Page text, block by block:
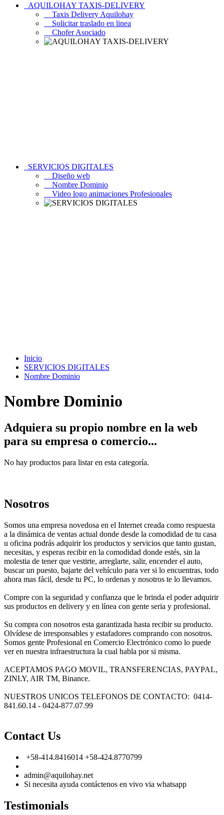
AQUILOHAY TAXIS-DELIVERY
Taxis Delivery Aquilohay
Solicitar traslado en linea
Chofer Asociado
SERVICIOS DIGITALES
Diseño web
Nombre Dominio
Video logo animaciones Profesionales
Inicio
SERVICIOS DIGITALES
Nombre Dominio
Nombre Dominio
Adquiera su propio nombre en la web
para su empresa o comercio...
No hay productos para listar en esta categoría.
Nosotros
Somos una empresa novedosa en el Internet creada como respuesta
a la dinámica de ventas actual donde desde la comodidad de tu casa
u oficina podrás adquirir los productos y servicios que tanto gustan,
necesitas, y esperas recibir en la comodidad donde estés, sin la
molestia de tener que vestirte, arreglarte, salir, encender el auto,
buscar un puesto, bajarte del vehículo para ver si lo encuentras, todo
ahora mas fácil, desde tu PC, lo ordenas y nosotros te lo llevamos.
Compre con la seguridad y confianza que le brinda el poder adquirir
sus productos en delivery y en línea con gente seria y profesional.
Su compra con nosotros esta garantizada hasta recibir su producto.
Olvídese de irresponsables y estafadores comprando con nosotros.
Somos gente Profesional en Comercio Electrónico como lo puede
ver en nuestra infraestructura la cual habla por si misma.
ACEPTAMOS PAGO MOVIL, TRANSFERENCIAS, PAYPAL,
ZINLY, AIR TM, Binance.
NUESTROS UNICOS TELEFONOS DE CONTACTO: 0414-
841.60.14 - 0424-877.07.99
Contact Us
+58-414.8416014 +58-424.8770799
admin@aquilohay.net
Si necesita ayuda contáctenos en vivo via whatsapp
Testimonials